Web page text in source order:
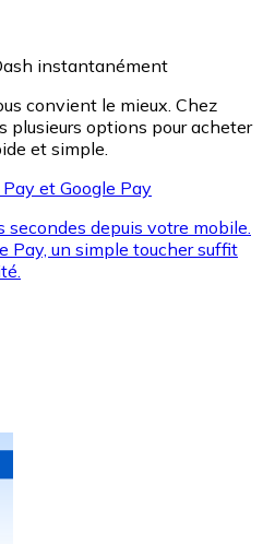
en espèces et d'autres
instantanément
convient le mieux. Chez
plusieurs options pour acheter
et simple.
et Google Pay
depuis votre mobile.
Pay, un simple toucher suffit